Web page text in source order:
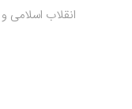
انقلاب